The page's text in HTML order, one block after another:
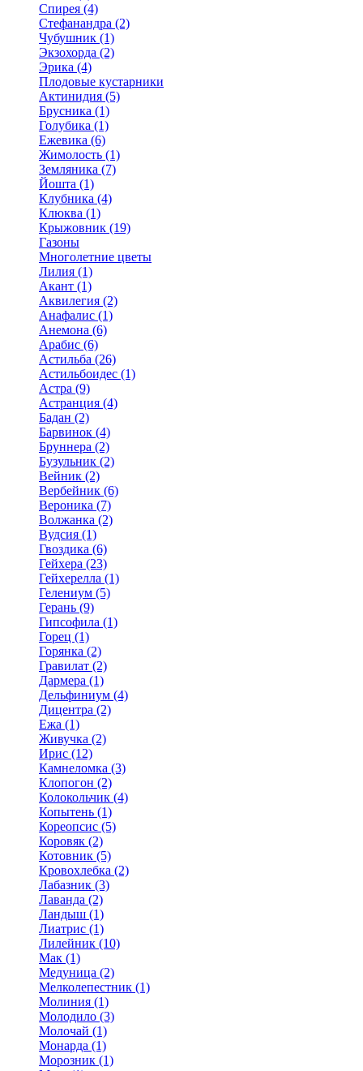
Спирея (4)
Стефанандра (2)
Чубушник (1)
Экзохорда (2)
Эрика (4)
Плодовые кустарники
Актинидия (5)
Брусника (1)
Голубика (1)
Ежевика (6)
Жимолость (1)
Земляника (7)
Йошта (1)
Клубника (4)
Клюква (1)
Крыжовник (19)
Газоны
Многолетние цветы
Лилия (1)
Акант (1)
Аквилегия (2)
Анафалис (1)
Анемона (6)
Арабис (6)
Астильба (26)
Астильбоидес (1)
Астра (9)
Астранция (4)
Бадан (2)
Барвинок (4)
Бруннера (2)
Бузульник (2)
Вейник (2)
Вербейник (6)
Вероника (7)
Волжанка (2)
Вудсия (1)
Гвоздика (6)
Гейхера (23)
Гейхерелла (1)
Гелениум (5)
Герань (9)
Гипсофила (1)
Горец (1)
Горянка (2)
Гравилат (2)
Дармера (1)
Дельфиниум (4)
Дицентра (2)
Ежа (1)
Живучка (2)
Ирис (12)
Камнеломка (3)
Клопогон (2)
Колокольчик (4)
Копытень (1)
Кореопсис (5)
Коровяк (2)
Котовник (5)
Кровохлебка (2)
Лабазник (3)
Лаванда (2)
Ландыш (1)
Лиатрис (1)
Лилейник (10)
Мак (1)
Медуница (2)
Мелколепестник (1)
Молиния (1)
Молодило (3)
Молочай (1)
Монарда (1)
Морозник (1)